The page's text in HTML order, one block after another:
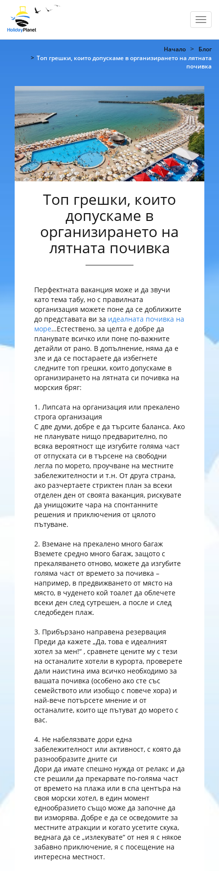
Начало
Блог
​Топ грешки, които допускаме в организирането на лятната
почивка
​Топ грешки, които
допускаме в
организирането на
лятната почивка
Перфектната ваканция може и да звучи
като тема табу, но с правилната
организация можете поне да се доближите
до представата ви за идеалната почивка на
море…Естествено, за целта е добре да
планувате всичко или поне по-важните
детайли от рано. В допълнение, няма да е
зле и да се постараете да избегнете
следните топ грешки, които допускаме в
организирането на лятната си почивка на
морския бряг:
1. Липсата на организация или прекалено
строга организация
С две думи, добре е да търсите баланса. Ако
не планувате нищо предварително, по
всяка вероятност ще изгубите голяма част
от отпуската си в търсене на свободни
легла по морето, проучване на местните
забележителности и т.н. От друга страна,
ако разчертаете стриктен план за всеки
отделен ден от своята ваканция, рискувате
да унищожите чара на спонтанните
решения и приключения от цялото
пътуване.
2. Вземане на прекалено много багаж
Вземете средно много багаж, защото с
прекаляването отново, можете да изгубите
голяма част от времето за почивка –
например, в предвижването от място на
място, в чуденето кой тоалет да облечете
всеки ден след сутрешен, а после и след
следобеден плаж.
3. Прибързано направена резервация
Преди да кажете „Да, това е идеалният
хотел за мен!“ , сравнете цените му с тези
на останалите хотели в курорта, проверете
дали наистина има всичко необходимо за
вашата почивка (особено ако сте със
семейството или изобщо с повече хора) и
най-вече потърсете мнение и от
останалите, които ще пътуват до морето с
вас.
4. Не набелязвате дори една
забележителност или активност, с която да
разнообразите дните си
Дори да имате спешно нужда от релакс и да
сте решили да прекарвате по-голяма част
от времето на плажа или в спа центъра на
своя морски хотел, в един момент
еднообразието също може да започне да
ви изморява. Добре е да се осведомите за
местните атракции и когато усетите скука,
веднага да се „излекувате“ от нея я с някое
забавно приключение, я с посещение на
интересна местност.